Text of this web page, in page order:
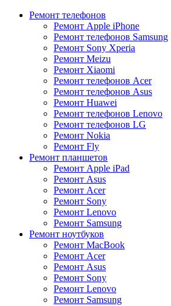
Ремонт телефонов
Ремонт Apple iPhone
Ремонт телефонов Samsung
Ремонт Sony Xperia
Ремонт Meizu
Ремонт Xiaomi
Ремонт телефонов Acer
Ремонт телефонов Asus
Ремонт Huawei
Ремонт телефонов Lenovo
Ремонт телефонов LG
Ремонт Nokia
Ремонт Fly
Ремонт планшетов
Ремонт Apple iPad
Ремонт Asus
Ремонт Acer
Ремонт Sony
Ремонт Lenovo
Ремонт Samsung
Ремонт ноутбуков
Ремонт MacBook
Ремонт Acer
Ремонт Asus
Ремонт Sony
Ремонт Lenovo
Ремонт Samsung